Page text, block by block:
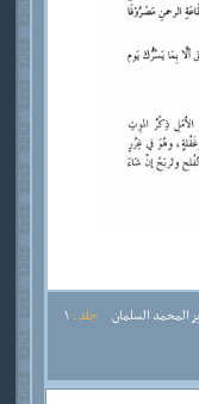
المحمد السلمان جلد :